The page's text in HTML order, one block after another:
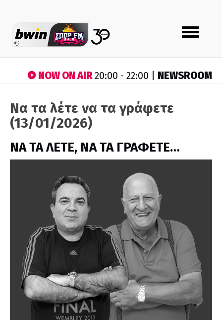
Toggle
navigation
NOW ON AIR20:00 - 22:00 | NEWSROOM
Να τα λέτε να τα γράφετε
(13/01/2026)
ΝΑ ΤΑ ΛΕΤΕ, ΝΑ ΤΑ ΓΡΑΦΕΤΕ…